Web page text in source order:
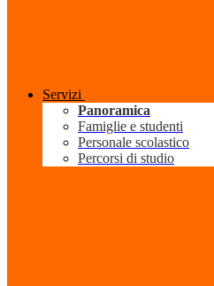
Servizi
Panoramica
Famiglie e studenti
Personale scolastico
Percorsi di studio